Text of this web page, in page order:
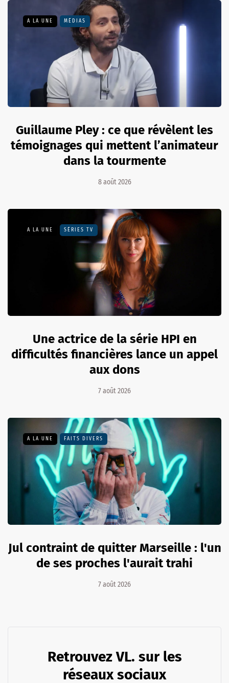
A LA UNE MÉDIAS
Guillaume Pley : ce que révèlent les
témoignages qui mettent l’animateur
dans la tourmente
8 août 2026
A LA UNE SÉRIES TV
Une actrice de la série HPI en
difficultés financières lance un appel
aux dons
7 août 2026
A LA UNE FAITS DIVERS
Jul contraint de quitter Marseille : l'un
de ses proches l'aurait trahi
7 août 2026
Retrouvez VL. sur les
réseaux sociaux